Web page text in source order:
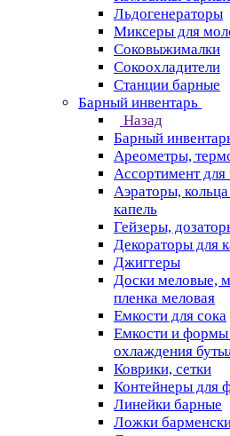
Льдогенераторы
Миксеры для
Соковыжималки
Сокоохладители
Станции барные
Барный инвентарь
Назад
Барный
Ареометры,
Ассортимент для
Аэраторы,
капель
Гейзеры,
Декораторы для
Джиггеры
Доски меловые,
пленка меловая
Емкости для сока
Емкости и формы
охлаждения
Коврики, сетки
Контейнеры для
Линейки барные
Ложки